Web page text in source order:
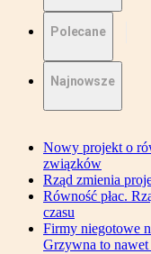
Polecane
Najnowsze
Nowy projekt o
związków
Rząd zmienia
Równość płac.
czasu
Firmy niegotowe
Grzywna to nawet